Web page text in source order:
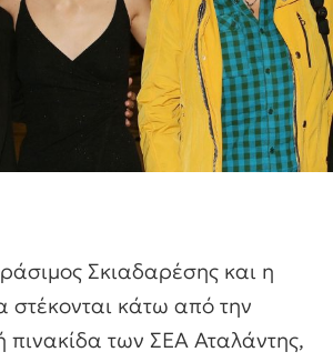
Σκιαδαρέσης και η
κάτω από την
πινακίδα των ΣΕΑ Αταλάντης,